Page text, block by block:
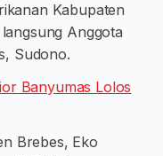
Kabupaten
Anggota
Sudono.
Banyumas Lolos
Brebes, Eko